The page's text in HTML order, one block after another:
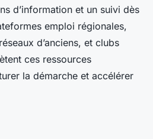
d’information et un suivi dès
emploi régionales,
d’anciens, et clubs
ces ressources
la démarche et accélérer